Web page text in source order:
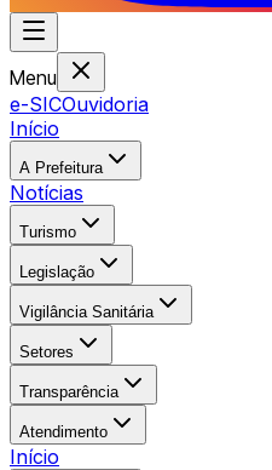
Menu
e-SICOuvidoria
Início
A Prefeitura
Notícias
Turismo
Legislação
Vigilância Sanitária
Setores
Transparência
Atendimento
Início